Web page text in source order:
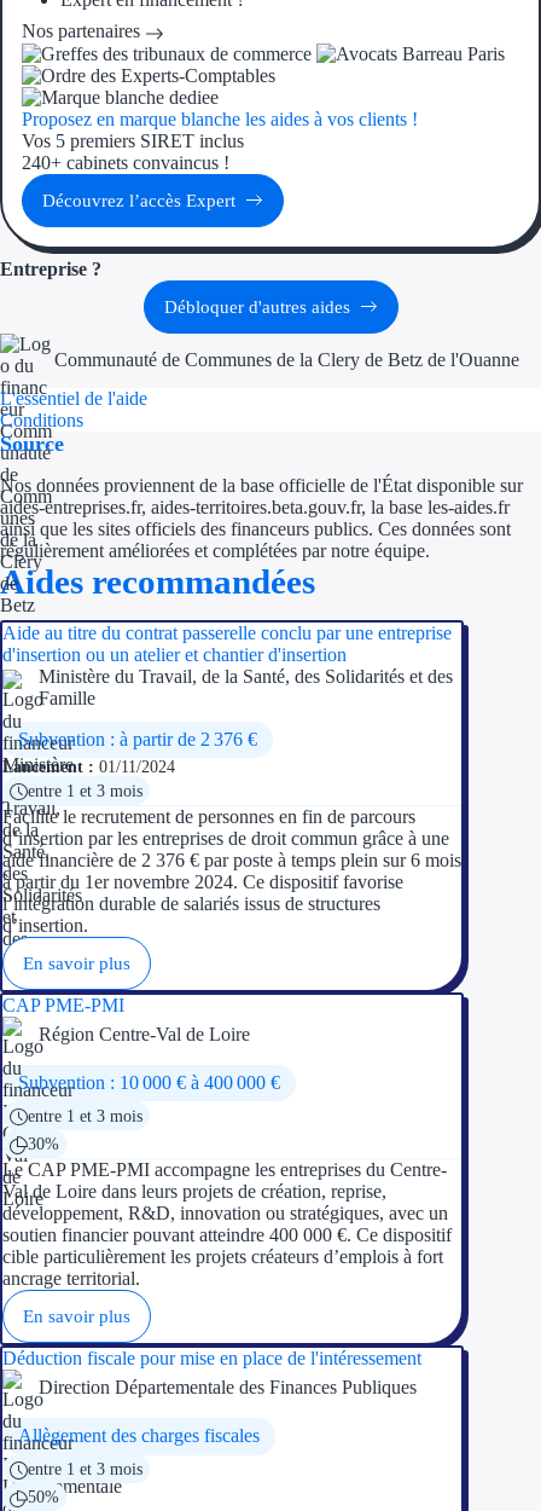
Aides Région
Aides Région
Aides Nationales
Aides Européennes
Recherche autonome
Accompagnement
Ressources
FAQ
Contactez-nous
Nos partenaires
Proposez en marque blanche les aides à vos clients !
Vos 5 premiers SIRET inclus
240+ cabinets convaincus !
Découvrez l’accès Expert
Entreprise ?
Débloquer d'autres aides
Communauté de Communes de la Clery de Betz de l'Ouanne
L'essentiel de l'aide
Conditions
Source
Nos données proviennent de la base officielle de l'État disponible sur
aides-entreprises.fr, aides-territoires.beta.gouv.fr, la base les-aides.fr
ainsi que les sites officiels des financeurs publics. Ces données sont
régulièrement améliorées et complétées par notre équipe.
Aides recommandées
Aide au titre du contrat passerelle conclu par une entreprise
d'insertion ou un atelier et chantier d'insertion
Ministère du Travail, de la Santé, des Solidarités et des
Famille
Subvention : à partir de 2 376 €
Lancement : 01/11/2024
entre 1 et 3 mois
Facilite le recrutement de personnes en fin de parcours
d’insertion par les entreprises de droit commun grâce à une
aide financière de 2 376 € par poste à temps plein sur 6 mois
à partir du 1er novembre 2024. Ce dispositif favorise
l’intégration durable de salariés issus de structures
d’insertion.
En savoir plus
CAP PME-PMI
Région Centre-Val de Loire
Subvention : 10 000 € à 400 000 €
entre 1 et 3 mois
30%
Le CAP PME-PMI accompagne les entreprises du Centre-
Val de Loire dans leurs projets de création, reprise,
développement, R&D, innovation ou stratégiques, avec un
soutien financier pouvant atteindre 400 000 €. Ce dispositif
cible particulièrement les projets créateurs d’emplois à fort
ancrage territorial.
En savoir plus
Déduction fiscale pour mise en place de l'intéressement
Direction Départementale des Finances Publiques
Allègement des charges fiscales
entre 1 et 3 mois
50%